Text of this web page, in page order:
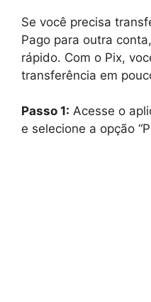
Se você precisa
Pago para outra
rápido. Com o Pix,
transferência em
Passo 1: Acesse o
e selecione a opção